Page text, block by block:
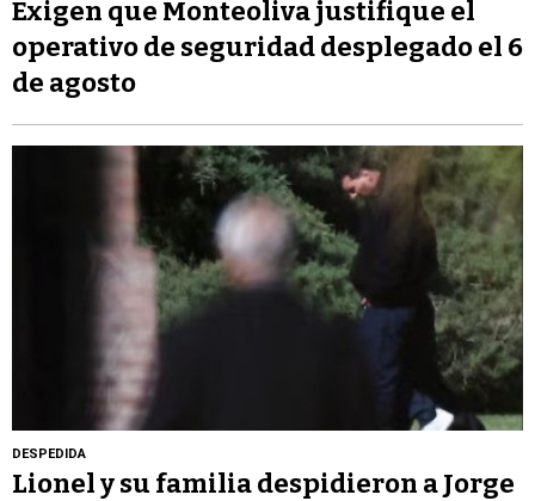
Exigen que Monteoliva justifique el
operativo de seguridad desplegado el 6
de agosto
DESPEDIDA
Lionel y su familia despidieron a Jorge